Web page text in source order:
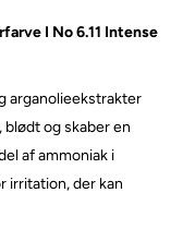
I No 6.11 Intense
arganolieekstrakter
og skaber en
af ammoniak i
irritation, der kan